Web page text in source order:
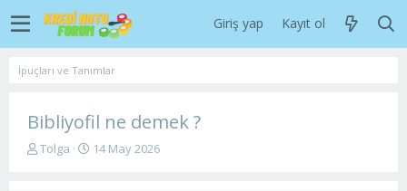
Giriş yap Kayıt ol
İpuçları ve Tanımlar
Bibliyofil ne demek ?
K
Tolga
B14 May 2026